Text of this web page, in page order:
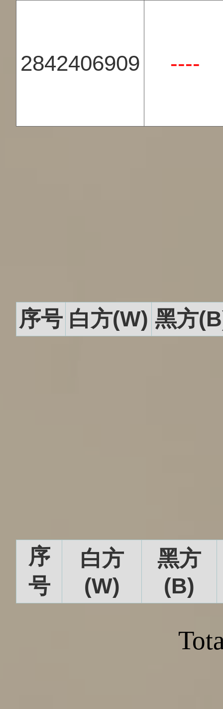
2842406909 ----
序号 白方(W) 黑方
序
号
白方
(W)
黑方
(B)